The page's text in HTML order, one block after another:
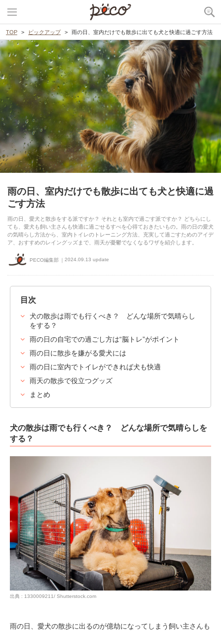
TOP ピックアップ 雨の日、室内だけでも散歩に出ても犬と快適に過ごす方法
雨の日、室内だけでも散歩に出ても犬と快適に過
ごす方法
雨の日、愛犬と散歩をする派ですか？ それとも室内で過ごす派ですか？ どちらにし
ても、愛犬も飼い主さんも快適に過ごせるすべを心得ておきたいもの。雨の日の愛犬
の気晴らし方法から、室内トイレのトレーニング方法、充実して過ごすためのアイデ
ア、おすすめのレイングッズまで、雨天が憂鬱でなくなるワザを紹介します。
PECO編集部 2024.09.13 update
目次
犬の散歩は雨でも行くべき？ どんな場所で気晴らし
をする？
雨の日の自宅での過ごし方は“脳トレ”がポイント
雨の日に散歩を嫌がる愛犬には
雨の日に室内でトイレができれば犬も快適
雨天の散歩で役立つグッズ
まとめ
犬の散歩は雨でも行くべき？ どんな場所で気晴らしを
する？
出典 : 1330009211/ Shutterstock.com
雨の日、愛犬の散歩に出るのが億劫になってしまう飼い主さんも